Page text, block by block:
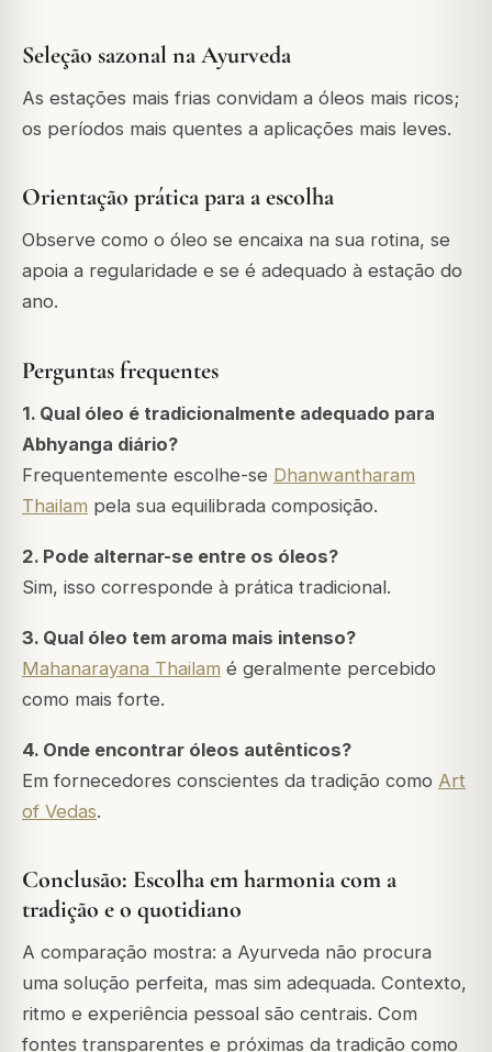
Seleção sazonal na Ayurveda
As estações mais frias convidam a óleos mais ricos;
os períodos mais quentes a aplicações mais leves.
Orientação prática para a escolha
Observe como o óleo se encaixa na sua rotina, se
apoia a regularidade e se é adequado à estação do
ano.
Perguntas frequentes
1. Qual óleo é tradicionalmente adequado para
Abhyanga diário?
Frequentemente escolhe-se Dhanwantharam
Thailam pela sua equilibrada composição.
2. Pode alternar-se entre os óleos?
Sim, isso corresponde à prática tradicional.
3. Qual óleo tem aroma mais intenso?
Mahanarayana Thailam é geralmente percebido
como mais forte.
4. Onde encontrar óleos autênticos?
Em fornecedores conscientes da tradição como Art
of Vedas.
Conclusão: Escolha em harmonia com a
tradição e o quotidiano
A comparação mostra: a Ayurveda não procura
uma solução perfeita, mas sim adequada. Contexto,
ritmo e experiência pessoal são centrais. Com
fontes transparentes e próximas da tradição como